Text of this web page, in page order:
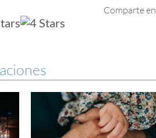
Comparte en